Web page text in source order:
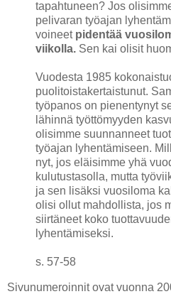
tapahtuneen? Jos
pelivaran työajan
voineet pidentää
viikolla. Sen kai olisit
Vuodesta 1985
puolitoistakertaistunut.
työpanos on pienentynyt
lähinnä työttömyyden
olisimme suunnanneet
työajan lyhentämiseen.
nyt, jos eläisimme yhä
kulutustasolla, mutta
ja sen lisäksi vuosiloma
olisi ollut mahdollista, jos
siirtäneet koko
lyhentämiseksi.
s. 57-58
Sivunumeroinnit ovat vuonna